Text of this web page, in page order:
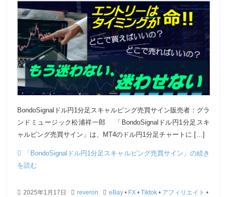
BondoSignalドル円1分足スキャルピング売買サイン販売者：グラ
ンドミュージック松浦祥一郎 「BondoSignalドル円1分足スキ
ャルピング売買サイン」は、MT4のドル円1分足チャートに […]
「BondoSignalドル円1分足スキャルピング売買サイン」の続き
を読む
2025年1月17日 reveron eBay • FX • Tiktok • アフィリエイト •